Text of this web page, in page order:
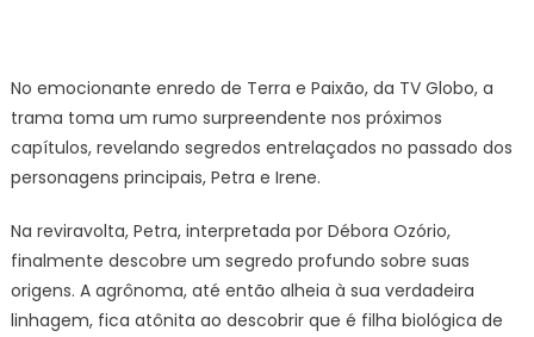
No emocionante enredo de Terra e Paixão, da TV Globo, a
trama toma um rumo surpreendente nos próximos
capítulos, revelando segredos entrelaçados no passado dos
personagens principais, Petra e Irene.
Na reviravolta, Petra, interpretada por Débora Ozório,
finalmente descobre um segredo profundo sobre suas
origens. A agrônoma, até então alheia à sua verdadeira
linhagem, fica atônita ao descobrir que é filha biológica de